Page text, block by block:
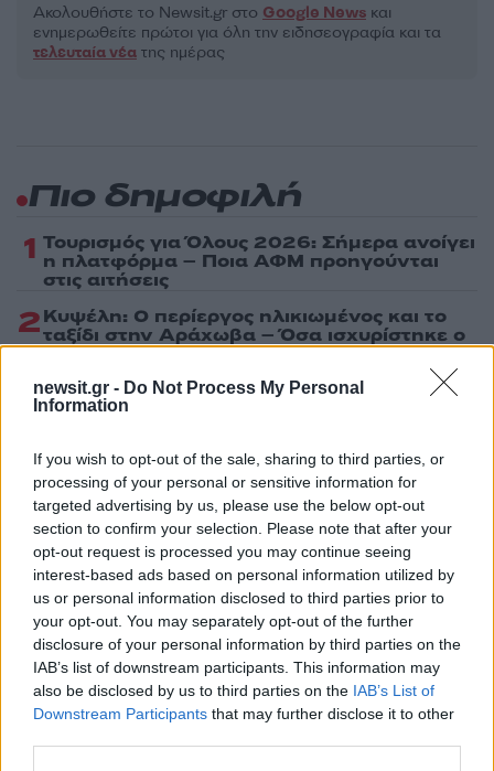
newsit.gr - Do Not Process My Personal
Information
If you wish to opt-out of the sale, sharing to third parties, or
processing of your personal or sensitive information for
targeted advertising by us, please use the below opt-out
section to confirm your selection. Please note that after your
opt-out request is processed you may continue seeing
interest-based ads based on personal information utilized by
us or personal information disclosed to third parties prior to
your opt-out. You may separately opt-out of the further
disclosure of your personal information by third parties on the
IAB’s list of downstream participants. This information may
also be disclosed by us to third parties on the IAB’s List of
Downstream Participants that may further disclose it to other
Ακολουθήστε το Νewsit.gr στο Google News και
ενημερωθείτε πρώτοι για όλη την ειδησεογραφία και τα
τελευταία νέα της ημέρας
Πιο δημοφιλή
1 Τουρισμός για Όλους 2026: Σήμερα ανοίγει
η πλατφόρμα – Ποια ΑΦΜ προηγούνται
στις αιτήσεις
2Κυψέλη: Ο περίεργος ηλικιωμένος και το
ταξίδι στην Αράχωβα – Όσα ισχυρίστηκε ο
26χρονος για τον θάνατο της Βρετανίδας
3Μύκονος: Βίντεο με τους αστυνομικούς να
εντοπίζουν την τσάντα Hermès και το
4Μυστράς: «Φρούριο» το ξενοδοχείο που
έκρυβε τη σορό του 90χρονου ο γιος του –
«Είχαμε να τον δούμε πάνω από 3 χρόνια»
5Πόρτο Γερμενό: Η στιγμή που η φωτιά
μπαίνει στο χωριό και καταστρέφει τα
πάντα στο πέρασμά της
Πιο σχολιασμένα
182 Μητσοτάκης στην υπογραφή συμφωνίας
Κύπρου: «Ισχυρή ψήφος εμπιστοσύνης» η